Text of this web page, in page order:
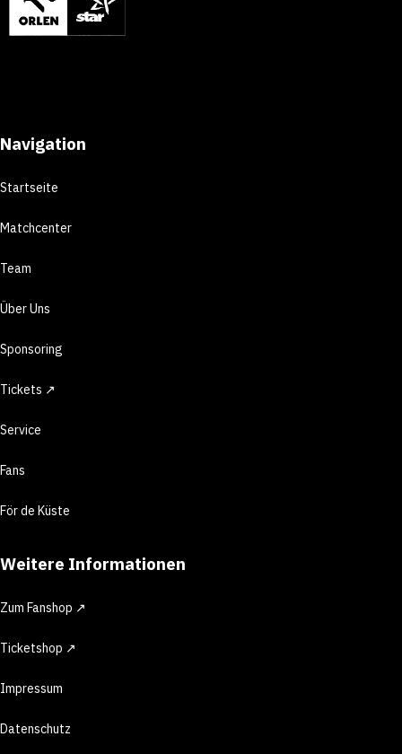
Navigation
Startseite
Matchcenter
Team
Über Uns
Sponsoring
Tickets ↗
Service
Fans
För de Küste
Weitere Informationen
Zum Fanshop ↗
Ticketshop ↗
Impressum
Datenschutz